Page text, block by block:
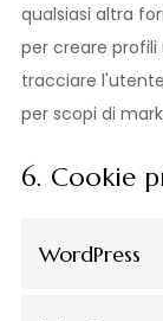
qualsiasi altra
per creare
tracciare
per scopi di
6. Cookie
WordPress